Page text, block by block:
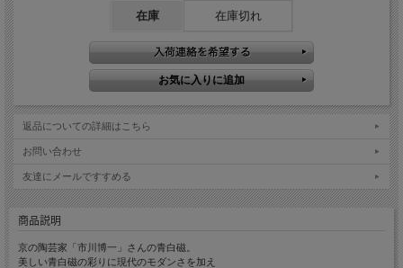
在庫 在庫切れ
返品についての詳細はこちら
お問い合わせ
友達にメールですすめる
商品説明
京の陶芸家「市川博一」さんの青白磁。
美しい青白磁の彩りに現代のモダンさを加え